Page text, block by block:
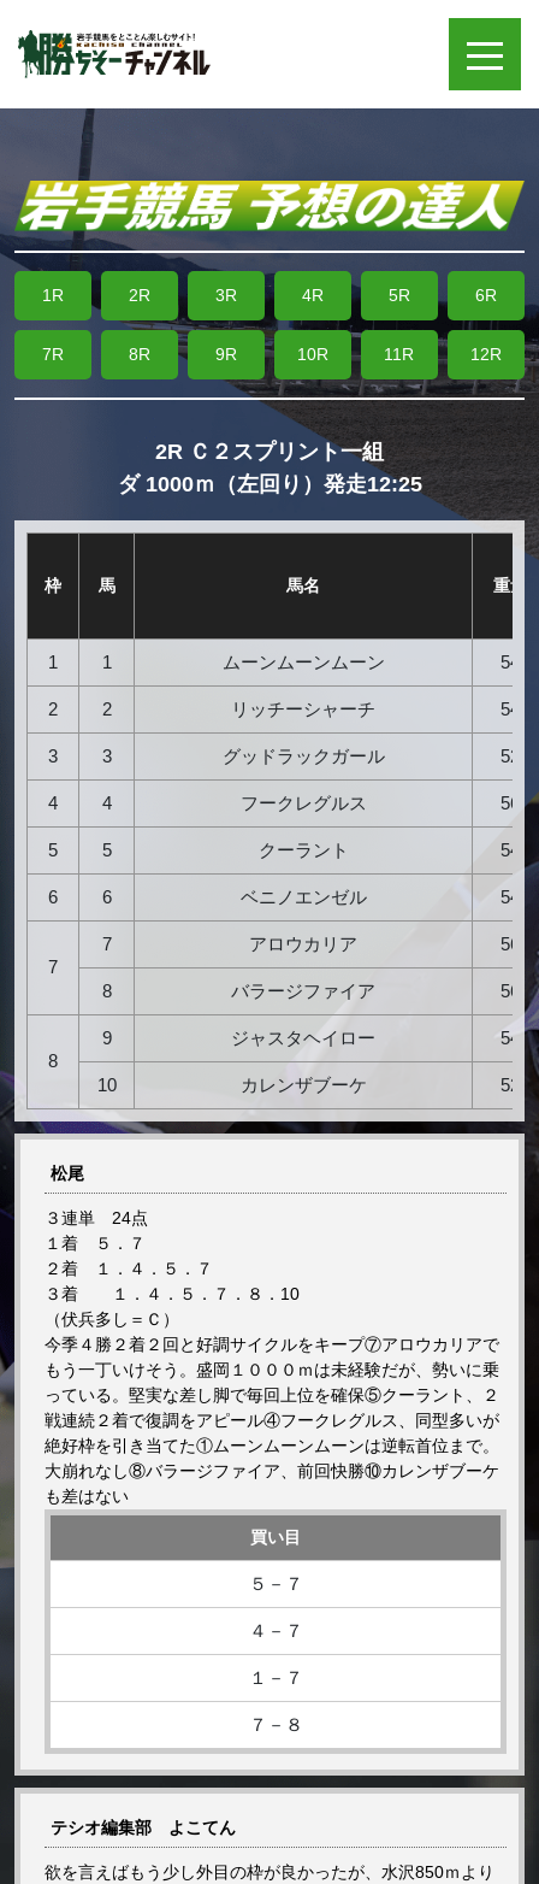
1R 2R 3R 4R 5R 6R
7R 8R 9R 10R 11R 12R
2R Ｃ２スプリント一組
ダ 1000ｍ（左回り）発走12:25
枠 馬 馬名 重量
1 1 ムーンムーンムーン 54
2 2 リッチーシャーチ 54
3 3 グッドラックガール 52
4 4 フークレグルス 56
5 5 クーラント 54
6 6 ベニノエンゼル 54
7
7 アロウカリア 56
8 バラージファイア 56
8
9 ジャスタヘイロー 54
10 カレンザブーケ 52
松尾
３連単 24点
１着 ５．７
２着 １．４．５．７
３着 １．４．５．７．８．10
（伏兵多し＝Ｃ）
今季４勝２着２回と好調サイクルをキープ⑦アロウカリアで
もう一丁いけそう。盛岡１０００ｍは未経験だが、勢いに乗
っている。堅実な差し脚で毎回上位を確保⑤クーラント、２
戦連続２着で復調をアピール④フークレグルス、同型多いが
絶好枠を引き当てた①ムーンムーンムーンは逆転首位まで。
大崩れなし⑧バラージファイア、前回快勝⑩カレンザブーケ
も差はない
買い目
５－７
４－７
１－７
７－８
テシオ編集部 よこてん
欲を言えばもう少し外目の枠が良かったが、水沢850ｍより